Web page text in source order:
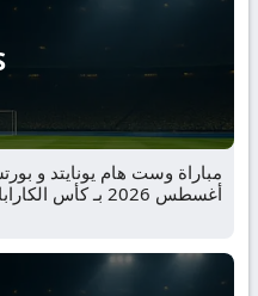
أغسطس 2026 بـ كأس الكاراباو – الدور 1